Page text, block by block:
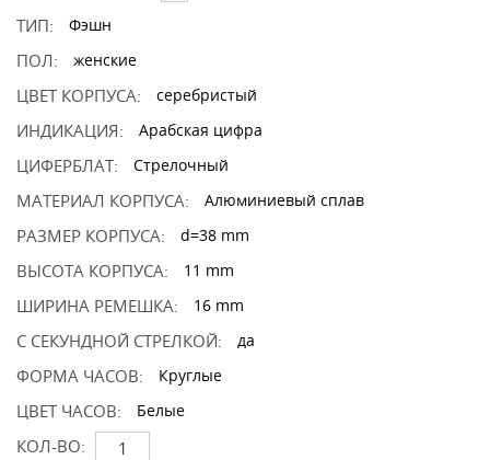
ТИП:
Фэшн
ПОЛ: женские
ЦВЕТ КОРПУСА: серебристый
ИНДИКАЦИЯ: Арабская цифра
ЦИФЕРБЛАТ: Стрелочный
МАТЕРИАЛ КОРПУСА: Алюминиевый сплав
РАЗМЕР КОРПУСА: d=38 mm
ВЫСОТА КОРПУСА: 11 mm
ШИРИНА РЕМЕШКА: 16 mm
С СЕКУНДНОЙ СТРЕЛКОЙ: да
ФОРМА ЧАСОВ: Круглые
ЦВЕТ ЧАСОВ: Белые
КОЛ-ВО: